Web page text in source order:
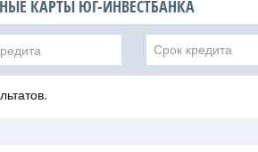
КАРТЫ ЮГ-ИНВЕСТБАНКА
Срок кредита